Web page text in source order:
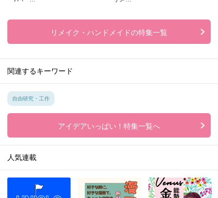
リメイク・ハンドメイドの特集一覧
関連するキーワード
自由研究・工作
アイデアいっぱい！特集一覧へ
人気連載